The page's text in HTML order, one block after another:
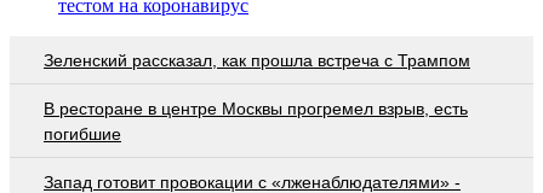
тестом на коронавирус
Зеленский рассказал, как прошла встреча с Трампом
В ресторане в центре Москвы прогремел взрыв, есть
погибшие
Запад готовит провокации с «лженаблюдателями» -